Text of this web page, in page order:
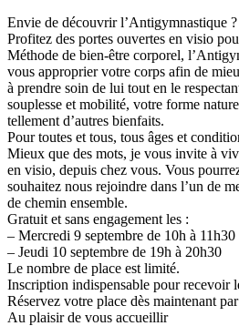
Envie de découvrir l’Antigymnastique ?
Profitez des portes ouvertes en visio
Méthode de bien-être corporel,
vous approprier votre corps afin de
à prendre soin de lui tout en le
souplesse et mobilité, votre forme
tellement d’autres bienfaits.
Pour toutes et tous, tous âges et
Mieux que des mots, je vous invite à
en visio, depuis chez vous. Vous
souhaitez nous rejoindre dans l’un de
de chemin ensemble.
Gratuit et sans engagement les :
– Mercredi 9 septembre de 10h à 11h30
– Jeudi 10 septembre de 19h à 20h30
Le nombre de place est limité.
Inscription indispensable pour recevoir
Réservez votre place dès maintenant
Au plaisir de vous accueillir